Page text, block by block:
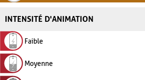
INTENSITÉ D'ANIMATION
Faible
Moyenne